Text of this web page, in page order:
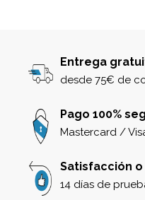
Entrega
desde 75€ de
Pago 100%
Mastercard /
Satisfacción
14 días de